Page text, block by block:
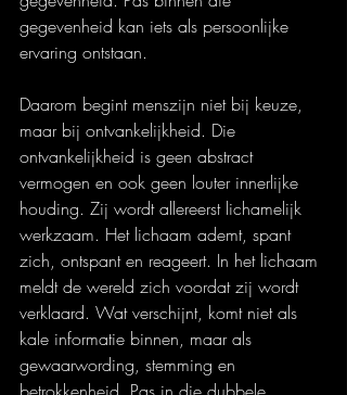
gegevenheid kan iets als persoonlijke
ervaring ontstaan.
Daarom begint menszijn niet bij keuze,
maar bij ontvankelijkheid. Die
ontvankelijkheid is geen abstract
vermogen en ook geen louter innerlijke
houding. Zij wordt allereerst lichamelijk
werkzaam. Het lichaam ademt, spant
zich, ontspant en reageert. In het lichaam
meldt de wereld zich voordat zij wordt
verklaard. Wat verschijnt, komt niet als
kale informatie binnen, maar als
gewaarwording, stemming en